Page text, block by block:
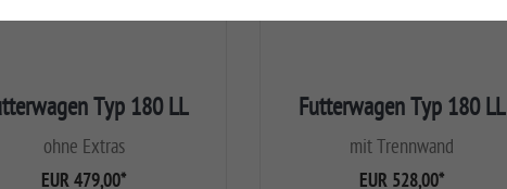
Typ 180 LL
ohne Extras
EUR 479,00*
Futterwagen Typ 180 LL
mit Trennwand
EUR 528,00*